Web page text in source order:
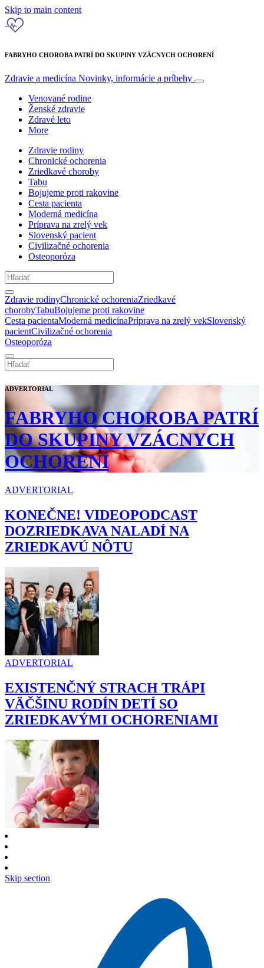
Skip to main content
FABRYHO CHOROBA PATRÍ DO SKUPINY VZÁCNYCH OCHORENÍ
Zdravie a medicína Novinky, informácie a príbehy
Venované rodine
Ženské zdravie
Zdravé leto
More
Zdravie rodiny
Chronické ochorenia
Zriedkavé choroby
Tabu
Bojujeme proti rakovine
Cesta pacienta
Moderná medicína
Príprava na zrelý vek
Slovenský pacient
Civilizačné ochorenia
Osteoporóza
Zdravie rodinyChronické ochoreniaZriedkavé
chorobyTabuBojujeme proti rakovine
Cesta pacientaModerná medicínaPríprava na zrelý vekSlovenský
pacientCivilizačné ochorenia
Osteoporóza
ADVERTORIAL
FABRYHO CHOROBA PATRÍ
DO SKUPINY VZÁCNYCH
OCHORENÍ
ADVERTORIAL
KONEČNE! VIDEOPODCAST
DOZRIEDKAVA NALADÍ NA
ZRIEDKAVÚ NÔTU
ADVERTORIAL
EXISTENČNÝ STRACH TRÁPI
VÄČŠINU RODÍN DETÍ SO
ZRIEDKAVÝMI OCHORENIAMI
Skip section